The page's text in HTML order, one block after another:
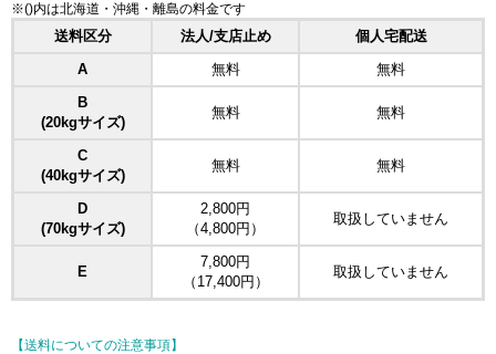
※()内は北海道・沖縄・離島の料金です
送料区分 法人/支店止め
個人宅配送
A
無料
無料
B
(20kgサイズ)
無料 無料
C
(40kgサイズ)
無料 無料
D
(70kgサイズ)
2,800円
（4,800円）
取扱していません
E
7,800円
（17,400円）
取扱していません
【送料についての注意事項】